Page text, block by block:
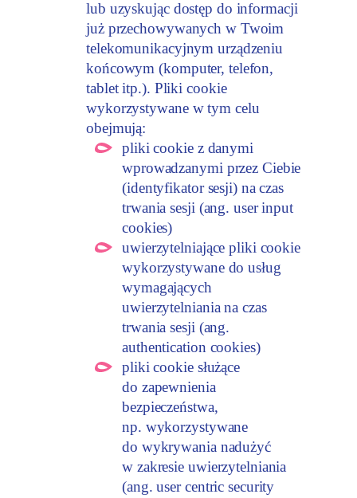
lub uzyskując dostęp do informacji
już przechowywanych w Twoim
telekomunikacyjnym urządzeniu
końcowym (komputer, telefon,
tablet itp.). Pliki cookie
wykorzystywane w tym celu
obejmują:
pliki cookie z danymi
wprowadzanymi przez Ciebie
(identyfikator sesji) na czas
trwania sesji (ang. user input
cookies)
uwierzytelniające pliki cookie
wykorzystywane do usług
wymagających
uwierzytelniania na czas
trwania sesji (ang.
authentication cookies)
pliki cookie służące
do zapewnienia
bezpieczeństwa,
np. wykorzystywane
do wykrywania nadużyć
w zakresie uwierzytelniania
(ang. user centric security